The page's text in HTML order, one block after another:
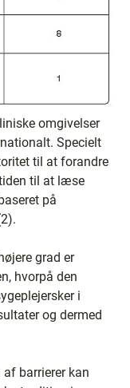
omgivelser
Specielt
til at forandre
til at læse
på
grad er
hvorpå den
i
og dermed
barrierer kan